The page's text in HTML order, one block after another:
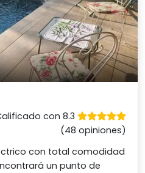
con 8.3
(48 opiniones)
con total comodidad
un punto de